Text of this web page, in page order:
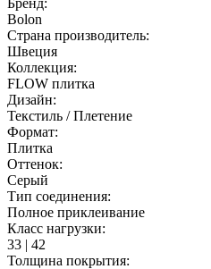
Bolon
Страна производитель:
Швеция
Коллекция:
FLOW плитка
Дизайн:
Текстиль / Плетение
Формат:
Плитка
Оттенок:
Серый
Тип соединения:
Полное приклеивание
Класс нагрузки:
33 | 42
Толщина покрытия: